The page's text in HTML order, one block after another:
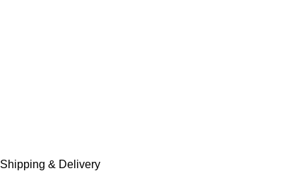
Shipping & Delivery